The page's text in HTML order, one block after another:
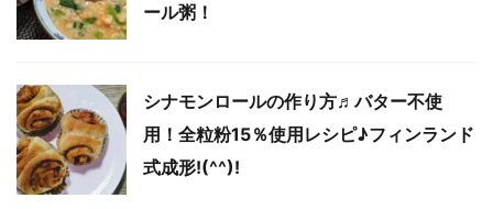
ール粥！
シナモンロールの作り方♬バター不使
用！全粒粉15％使用レシピ♪フィンランド
式成形!(^^)!